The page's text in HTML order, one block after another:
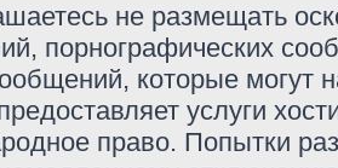
не размещать
порнографических
которые могут
услуги
право. Попытки